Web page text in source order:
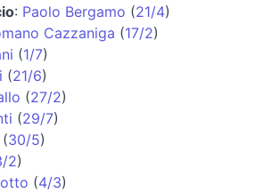
: Paolo Bergamo (21/4)
Cazzaniga (17/2)
(1/7)
(21/6)
(27/2)
(29/7)
(30/5)
2)
(4/3)